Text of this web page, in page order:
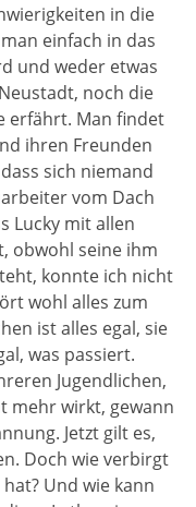
in die
einfach in das
und weder etwas
noch die
erfährt. Man findet
ihren Freunden
sich niemand
vom Dach
Lucky mit allen
obwohl seine ihm
konnte ich nicht
wohl alles zum
ist alles egal, sie
was passiert.
Jugendlichen,
mehr wirkt, gewann
Jetzt gilt es,
Doch wie verbirgt
Und wie kann